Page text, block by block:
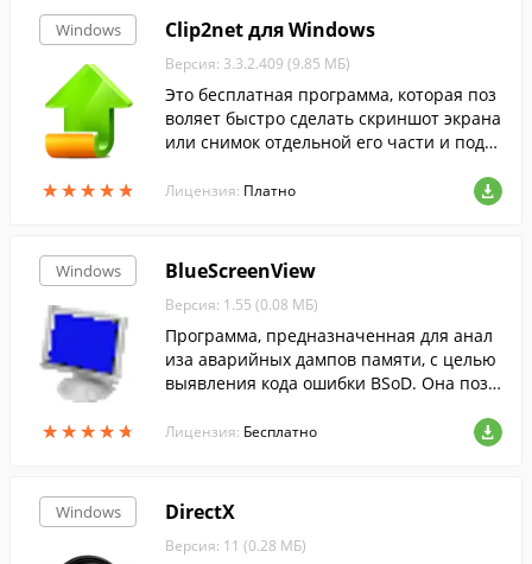
Windows
★★★★★
★★★★★
Clip2net для Windows
Версия: 3.3.2.409 (9.85 МБ)
Это бесплатная программа, которая поз
воляет быстро сделать скриншот экрана
или снимок отдельной его части и поде
Лицензия: Платно
Windows
★★★★★
★★★★★
BlueScreenView
Версия: 1.55 (0.08 МБ)
Программа, предназначенная для анал
иза аварийных дампов памяти, с целью
выявления кода ошибки BSoD. Она позв
ии об ошибке, которая привела к сбою с
истемы, а также может указать на драйв
и.
Лицензия: Бесплатно
Windows DirectX
Версия: 11 (0.28 МБ)